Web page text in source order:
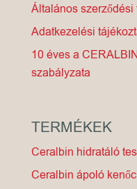
Általános szerződési
Adatkezelési
10 éves a
szabályzata
TERMÉKEK
Ceralbin hidratáló
Ceralbin ápoló